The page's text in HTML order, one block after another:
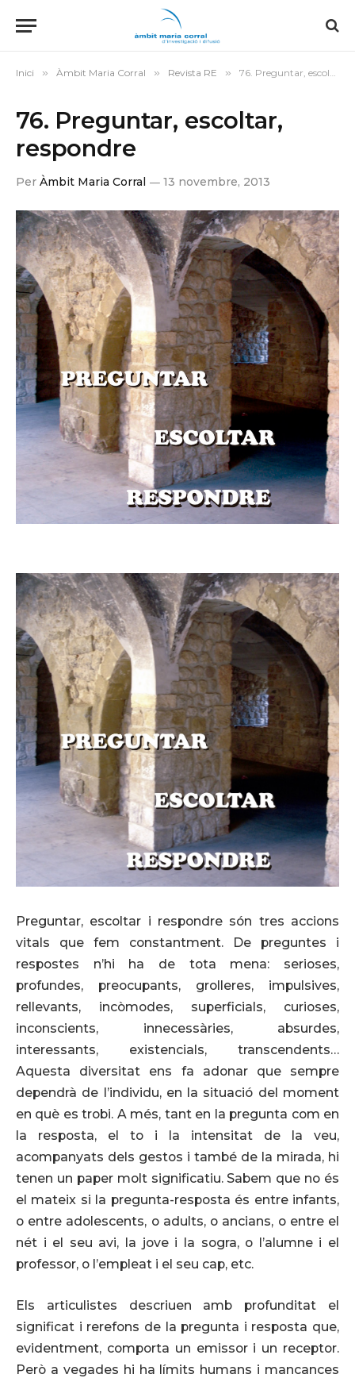
Inici » Àmbit Maria Corral » Revista RE » 76. Preguntar, escoltar, respondre
76. Preguntar, escoltar,
respondre
Per Àmbit Maria Corral 13 novembre, 2013
Preguntar, escoltar i respondre són tres accions
vitals que fem constantment. De preguntes i
respostes n’hi ha de tota mena: serioses,
profundes, preocupants, grolleres, impulsives,
rellevants, incòmodes, superficials, curioses,
inconscients, innecessàries, absurdes,
interessants, existencials, transcendents…
Aquesta diversitat ens fa adonar que sempre
dependrà de l’individu, en la situació del moment
en què es trobi. A més, tant en la pregunta com en
la resposta, el to i la intensitat de la veu,
acompanyats dels gestos i també de la mirada, hi
tenen un paper molt significatiu. Sabem que no és
el mateix si la pregunta-resposta és entre infants,
o entre adolescents, o adults, o ancians, o entre el
nét i el seu avi, la jove i la sogra, o l’alumne i el
professor, o l’empleat i el seu cap, etc.
Els articulistes descriuen amb profunditat el
significat i rerefons de la pregunta i resposta que,
evidentment, comporta un emissor i un receptor.
Però a vegades hi ha límits humans i mancances